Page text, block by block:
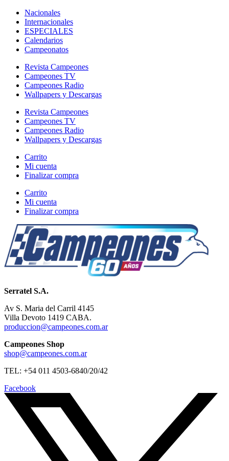
Nacionales
Internacionales
ESPECIALES
Calendarios
Campeonatos
Revista Campeones
Campeones TV
Campeones Radio
Wallpapers y Descargas
Revista Campeones
Campeones TV
Campeones Radio
Wallpapers y Descargas
Carrito
Mi cuenta
Finalizar compra
Carrito
Mi cuenta
Finalizar compra
Serratel S.A.
Av S. Maria del Carril 4145
Villa Devoto 1419 CABA.
produccion@campeones.com.ar
Campeones Shop
shop@campeones.com.ar
TEL: +54 011 4503-6840/20/42
Facebook